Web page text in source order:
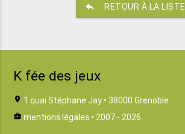
reply RETOUR À LA LISTE
K fée des jeux
location_on 1 quai Stéphane Jay • 38000 Grenoble
business_center mentions légales • 2007 - 2026